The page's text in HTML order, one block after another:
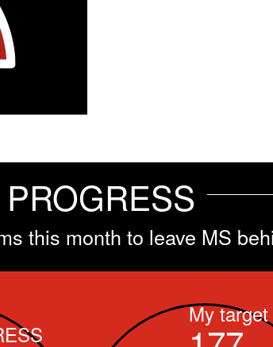
this month to leave MS
My target